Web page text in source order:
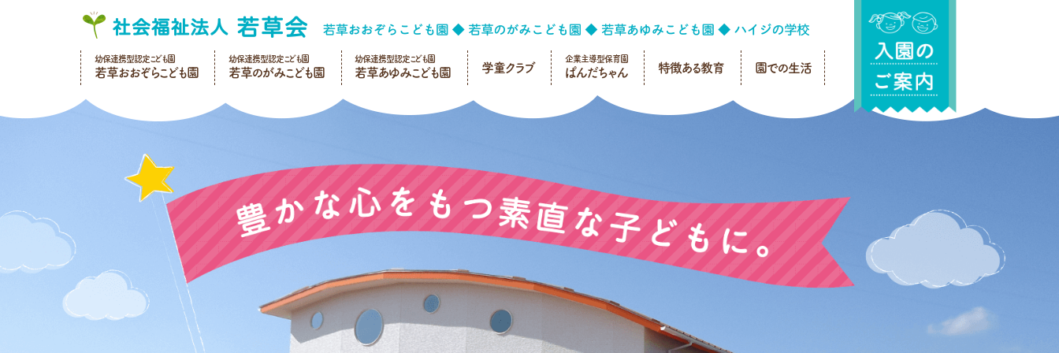
幼保連携型認定こども園
若草おおぞらこども園
幼保連携型認定こども園
若草のがみこども園
幼保連携型認定こども園
若草あゆみこども園 学童クラブ
企業主導型保育園
ぱんだちゃん 特徴ある教育 園での生活